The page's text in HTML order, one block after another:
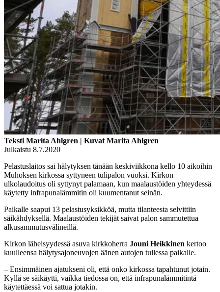
Teksti Marita Ahlgren | Kuvat Marita Ahlgren
Julkaistu 8.7.2020
Pelastuslaitos sai hälytyksen tänään keskiviikkona kello 10 aikoihin
Muhoksen kirkossa syttyneen tulipalon vuoksi. Kirkon
ulkolaudoitus oli syttynyt palamaan, kun maalaustöiden yhteydessä
käytetty infrapunalämmitin oli kuumentanut seinän.
Paikalle saapui 13 pelastusyksikköä, mutta tilanteesta selvittiin
säikähdyksellä. Maalaustöiden tekijät saivat palon sammutettua
alkusammutusvälineillä.
Kirkon läheisyydessä asuva kirkkoherra Jouni Heikkinen kertoo
kuulleensa hälytysajoneuvojen äänen autojen tullessa paikalle.
– Ensimmäinen ajatukseni oli, että onko kirkossa tapahtunut jotain.
Kyllä se säikäytti, vaikka tiedossa on, että infrapunalämmitintä
käytettäessä voi sattua jotakin.